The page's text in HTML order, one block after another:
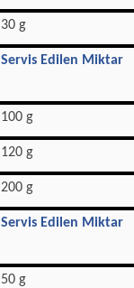
30 g
Servis Edilen Miktar
100 g
120 g
200 g
Servis Edilen Miktar
50 g